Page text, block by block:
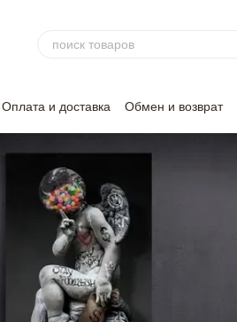
Оплата и доставка Обмен и возврат